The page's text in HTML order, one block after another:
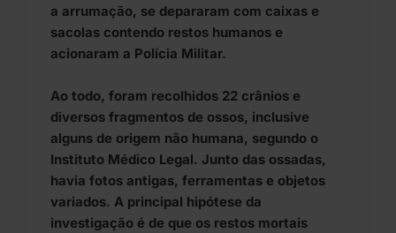
a arrumação, se depararam com caixas e
sacolas contendo restos humanos e
acionaram a Polícia Militar.
Ao todo, foram recolhidos 22 crânios e
diversos fragmentos de ossos, inclusive
alguns de origem não humana, segundo o
Instituto Médico Legal. Junto das ossadas,
havia fotos antigas, ferramentas e objetos
variados. A principal hipótese da
investigação é de que os restos mortais